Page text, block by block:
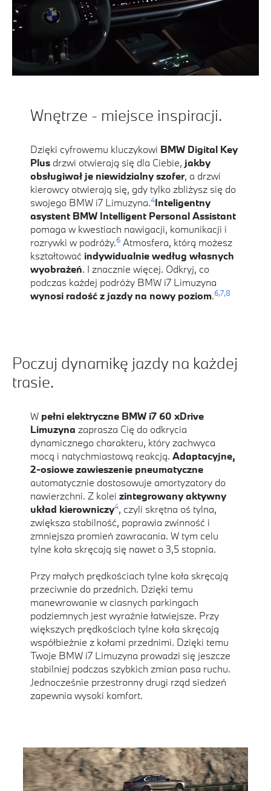
Wnętrze - miejsce inspiracji.
Dzięki cyfrowemu kluczykowi BMW Digital Key
Plus drzwi otwierają się dla Ciebie, jakby
obsługiwał je niewidzialny szofer, a drzwi
kierowcy otwierają się, gdy tylko zbliżysz się do
swojego BMW i7 Limuzyna.4Inteligentny
asystent BMW Intelligent Personal Assistant
pomaga w kwestiach nawigacji, komunikacji i
rozrywki w podróży.6 Atmosfera, którą możesz
kształtować indywidualnie według własnych
wyobrażeń. I znacznie więcej. Odkryj, co
podczas każdej podróży BMW i7 Limuzyna
wynosi radość z jazdy na nowy poziom.6,7,8
Poczuj dynamikę jazdy na każdej
trasie.
W pełni elektryczne BMW i7 60 xDrive
Limuzyna zaprasza Cię do odkrycia
dynamicznego charakteru, który zachwyca
mocą i natychmiastową reakcją. Adaptacyjne,
2-osiowe zawieszenie pneumatyczne
automatycznie dostosowuje amortyzatory do
nawierzchni. Z kolei zintegrowany aktywny
układ kierowniczy4, czyli skrętna oś tylna,
zwiększa stabilność, poprawia zwinność i
zmniejsza promień zawracania. W tym celu
tylne koła skręcają się nawet o 3,5 stopnia.
Przy małych prędkościach tylne koła skręcają
przeciwnie do przednich. Dzięki temu
manewrowanie w ciasnych parkingach
podziemnych jest wyraźnie łatwiejsze. Przy
większych prędkościach tylne koła skręcają
współbieżnie z kołami przednimi. Dzięki temu
Twoje BMW i7 Limuzyna prowadzi się jeszcze
stabilniej podczas szybkich zmian pasa ruchu.
Jednocześnie przestronny drugi rząd siedzeń
zapewnia wysoki komfort.